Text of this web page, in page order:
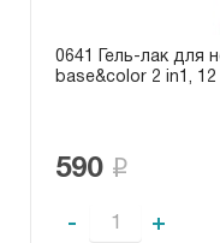
0641 Гель-лак для
base&color 2 in1, 12
590
- +